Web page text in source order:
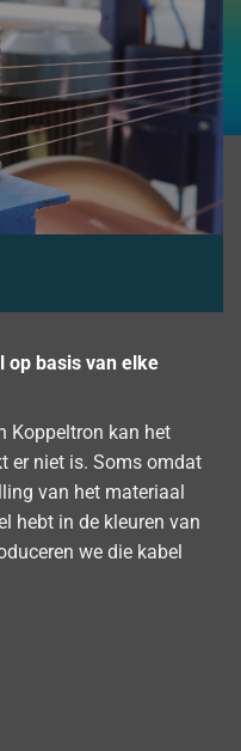
op basis van elke
Koppeltron kan het
er niet is. Soms omdat
van het materiaal
hebt in de kleuren van
we die kabel